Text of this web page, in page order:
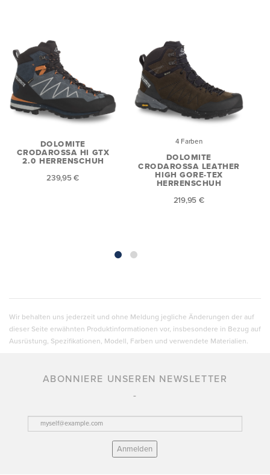
DOLOMITE
CRODAROSSA HI GTX
2.0 HERRENSCHUH
239,95 €
4 Farben
DOLOMITE
CRODAROSSA LEATHER
HIGH GORE-TEX
HERRENSCHUH
219,95 €
Wir behalten uns jederzeit und ohne Meldung jegliche Änderungen der auf
dieser Seite erwähnten Produktinformationen vor, insbesondere in Bezug auf
Ausrüstung, Spezifikationen, Modell, Farben und verwendete Materialien.
ABONNIERE UNSEREN NEWSLETTER
Anmelden